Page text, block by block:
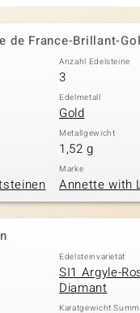
de France-Brillant-
Anzahl Edelsteine
3
Edelmetall
Gold
Metallgewicht
1,52 g
Marke
Annette with
Edelsteinvarietät
SI1 Argyle-
Diamant
Karatgewicht